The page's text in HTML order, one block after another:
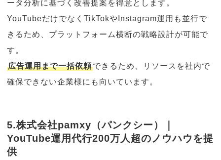
ータ分析に基づく改善提案を得意とします。
YouTubeだけでなくTikTokやInstagram運用も並行で
きるため、プラットフォーム横断の戦略設計が可能で
す。
広告運用まで一括依頼できるため、リソースを社内で
確保できない企業様にも向いています。
5.株式会社pamxy（パンクシー）｜
YouTube運用代行200万人超のノウハウを提
供